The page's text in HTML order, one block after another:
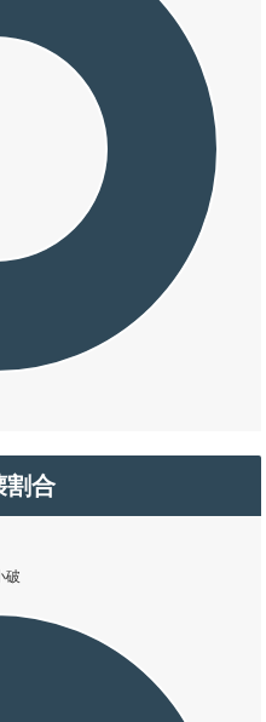
割合